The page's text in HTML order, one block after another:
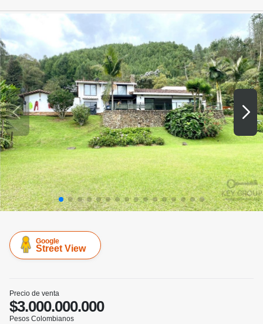
Google
Street View
Precio de venta
$3.000.000.000
Pesos Colombianos